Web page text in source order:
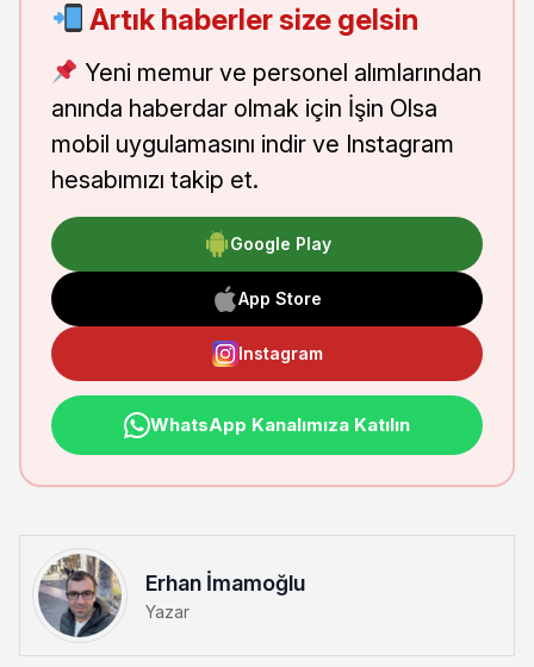
Artık haberler size gelsin
Yeni memur ve personel alımlarından
anında haberdar olmak için İşin Olsa
mobil uygulamasını indir ve Instagram
hesabımızı takip et.
Google Play
App Store
Instagram
WhatsApp Kanalımıza Katılın
Erhan İmamoğlu
Yazar